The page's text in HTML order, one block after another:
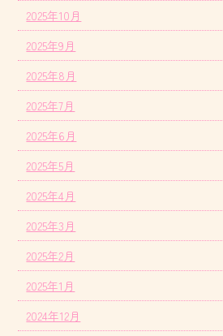
2025年10月
2025年9月
2025年8月
2025年7月
2025年6月
2025年5月
2025年4月
2025年3月
2025年2月
2025年1月
2024年12月